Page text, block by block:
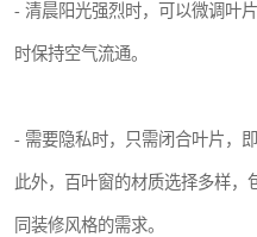
- 清晨阳光强烈时，可以微调叶
时保持空气流通。
- 需要隐私时，只需闭合叶片，
此外，百叶窗的材质选择多样，
同装修风格的需求。